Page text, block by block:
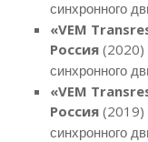
синхронного
«VEM
Россия (2020)
синхронного
«VEM
Россия (2019)
синхронного